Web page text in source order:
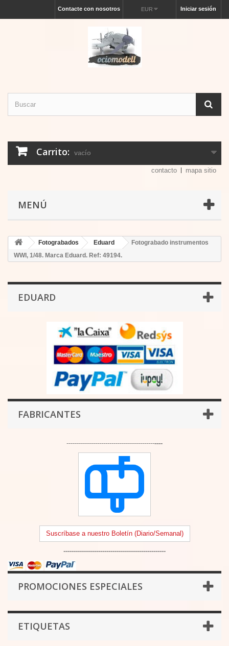
Iniciar sesión
EUR
Contacte con nosotros
Carrito: vacío
contacto mapa sitio
MENÚ
Fotograbados Eduard
Fotograbado instrumentos
WWI, 1/48. Marca Eduard. Ref: 49194.
EDUARD
FABRICANTES
-----------------------------------------------
Suscríbase a nuestro Boletín (Diario/Semanal)
--------------------------------------------------
PROMOCIONES ESPECIALES
ETIQUETAS